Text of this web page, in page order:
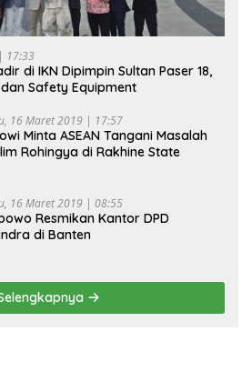
17:33
di IKN Dipimpin Sultan Paser 18,
Safety Equipment
16 Maret 2019 | 17:57
Minta ASEAN Tangani Masalah
Rohingya di Rakhine State
16 Maret 2019 | 08:55
Resmikan Kantor DPD
di Banten